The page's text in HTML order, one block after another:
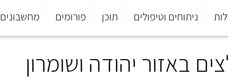
ניתוחים וטיפולים תוכן פורומים מחשבונים
באזור יהודה ושומרון